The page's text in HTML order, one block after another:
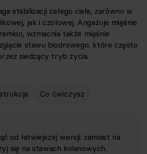
stabilizacji całego ciała, zarówno w
jak i czołowej. Angażuje mięśnie
wzmacnia także mięśnie
stawu biodrowego, które często
siedzący tryb życia.
Co ćwiczysz
od łatwiejszej wersji: zamiast na
się na stawach kolanowych.